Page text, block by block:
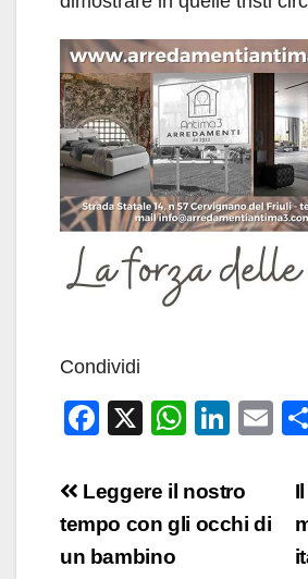
Condividi
F
c
e
b
X
W
at
s
Li
k
e
E
ail
Navigazione
articoli
Leggere il nostro
tempo con gli occhi di
un bambino